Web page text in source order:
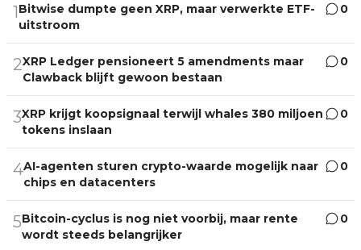
1Bitwise dumpte geen XRP, maar verwerkte ETF-
uitstroom
0
2XRP Ledger pensioneert 5 amendments maar
Clawback blijft gewoon bestaan
0
3XRP krijgt koopsignaal terwijl whales 380 miljoen
tokens inslaan
0
4AI-agenten sturen crypto-waarde mogelijk naar
chips en datacenters
0
5Bitcoin-cyclus is nog niet voorbij, maar rente
wordt steeds belangrijker
0